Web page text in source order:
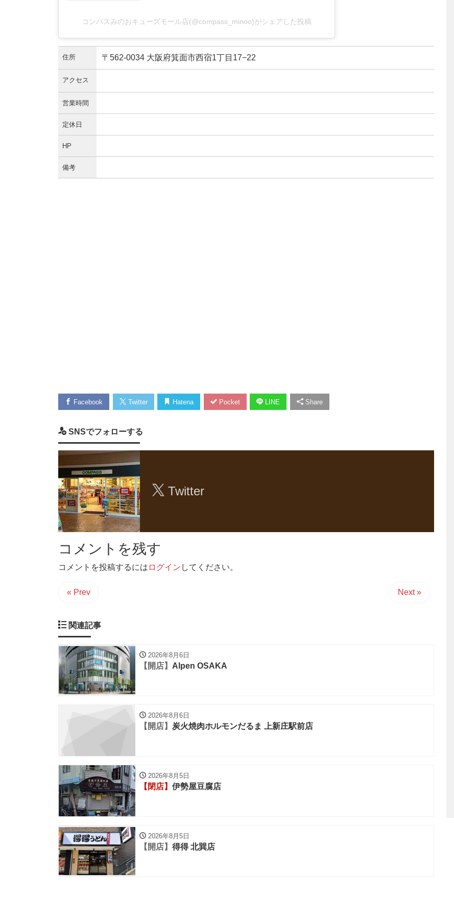
コンパスみのおキューズモール店(@compass_minoo)がシェアした投稿
住所 〒562-0034 大阪府箕面市西宿1丁目17−22
アクセス
営業時間
定休日
HP
備考
Facebook Twitter Hatena Pocket LINE Share
SNSでフォローする
Twitter
コメントを残す
コメントを投稿するには ログイン してください。
« Prev Next »
関連記事
2026年8月6日
【開店】 Alpen OSAKA
2026年8月6日
【開店】 炭火焼肉ホルモンだるま 上新庄駅前店
2026年8月5日
【閉店】 伊勢屋豆腐店
2026年8月5日
【開店】 得得 北巽店